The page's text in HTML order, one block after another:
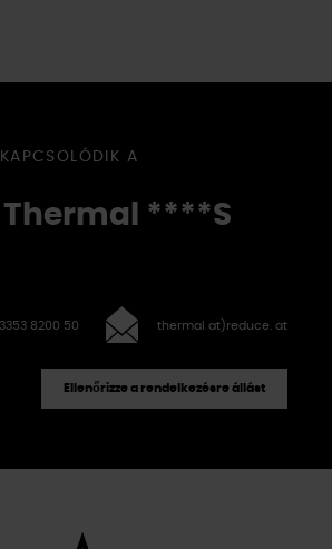
A
Thermal ****S
8200 50 thermal at)reduce. at
Ellenőrizze a rendelkezésre állást